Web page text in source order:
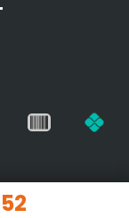
52